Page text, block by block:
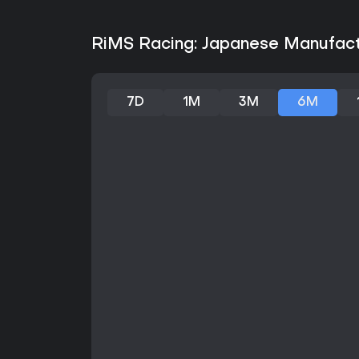
RiMS Racing: Japanese
7D 1M 3M 6M